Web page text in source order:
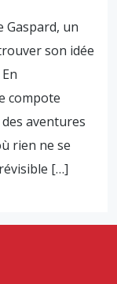
Gaspard, un
son idée
compote
aventures
rien ne se
[…]